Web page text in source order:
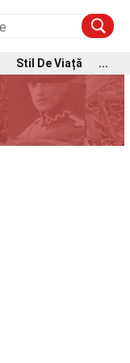
Stil De Viață ...